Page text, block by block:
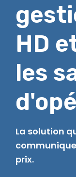
HD
les
La solution
prix.